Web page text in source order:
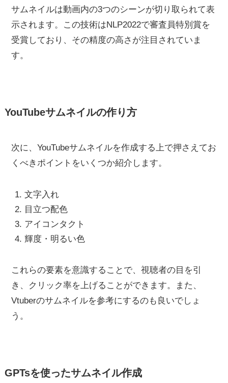
サムネイルは動画内の3つのシーンが切り取られて表
示されます。この技術はNLP2022で審査員特別賞を
受賞しており、その精度の高さが注目されていま
す。
YouTubeサムネイルの作り方
次に、YouTubeサムネイルを作成する上で押さえてお
くべきポイントをいくつか紹介します。
文字入れ
目立つ配色
アイコンタクト
輝度・明るい色
これらの要素を意識することで、視聴者の目を引
き、クリック率を上げることができます。また、
Vtuberのサムネイルを参考にするのも良いでしょ
う。
GPTsを使ったサムネイル作成